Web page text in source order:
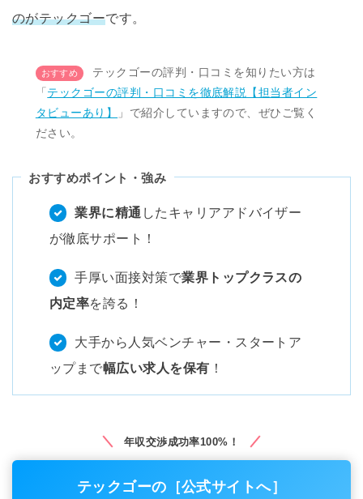
のがテックゴーです。
テックゴーの評判・口コミを知りたい方は
「 テックゴーの評判・口コミを徹底解説【担当者イン
タビューあり】
」で紹介していますので、ぜひご覧く
ださい。
おすすめポイント・強み
業界に精通 したキャリアアドバイザー
が徹底サポート！
手厚い面接対策で業界トップクラスの
内定率を誇る！
大手から人気ベンチャー・スタートア
ップまで幅広い求人を保有 ！
年収交渉成功率100%！
テックゴーの［公式サイトへ］